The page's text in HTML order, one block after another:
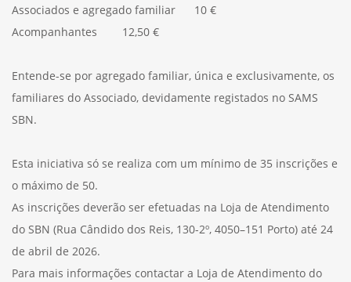
Associados e agregado familiar 10 €
Acompanhantes 12,50 €
Entende-se por agregado familiar, única e exclusivamente, os
familiares do Associado, devidamente registados no SAMS
SBN.
Esta iniciativa só se realiza com um mínimo de 35 inscrições e
o máximo de 50.
As inscrições deverão ser efetuadas na Loja de Atendimento
do SBN (Rua Cândido dos Reis, 130-2º, 4050–151 Porto) até 24
de abril de 2026.
Para mais informações contactar a Loja de Atendimento do